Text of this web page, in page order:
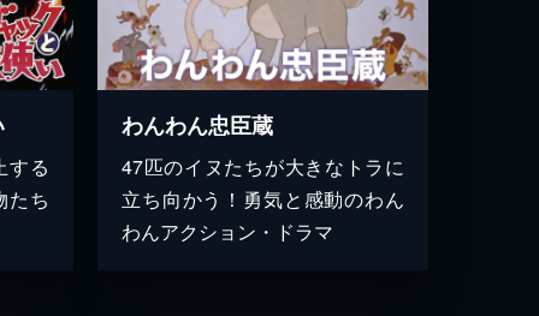
する
たち
わんわん忠臣蔵
47匹のイヌたちが大きなトラに
立ち向かう！勇気と感動のわん
わんアクション・ドラマ